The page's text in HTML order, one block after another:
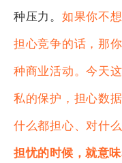
种压力。 如果你不
担心竞争的话，那
种商业活动。今天
私的保护，担心数
什么都担心、对什么
担忧的时候，就意味